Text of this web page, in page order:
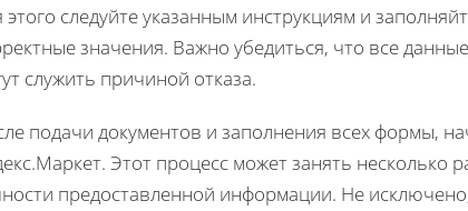
этого следуйте указанным инструкциям и
значения. Важно убедиться, что все
служить причиной отказа.
подачи документов и заполнения всех формы,
Этот процесс может занять несколько
предоставленной информации. Не